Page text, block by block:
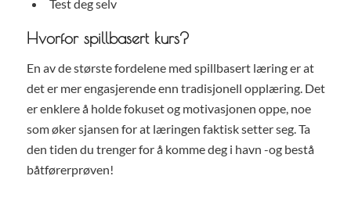
Test deg selv
Hvorfor spillbasert kurs?
En av de største fordelene med spillbasert læring er at
det er mer engasjerende enn tradisjonell opplæring. Det
er enklere å holde fokuset og motivasjonen oppe, noe
som øker sjansen for at læringen faktisk setter seg. Ta
den tiden du trenger for å komme deg i havn -og bestå
båtførerprøven!